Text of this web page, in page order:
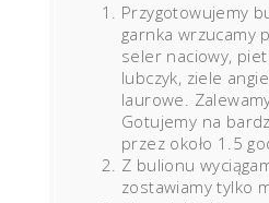
Przygotowujemy
garnka wrzucamy
seler naciowy,
lubczyk, ziele
laurowe.
Gotujemy na
przez około 1.5
Z bulionu
zostawiamy tylko